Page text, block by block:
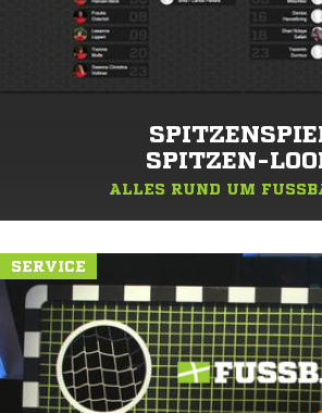
SPITZEN-
ALLES RUND UM
SERVICE